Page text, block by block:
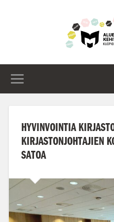
HYVINVOINTIA
KIRJASTONJOHTAJIEN
SATOA